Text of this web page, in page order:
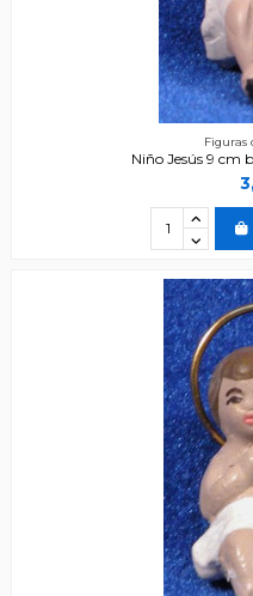
Figuras
Niño Jesús 9 cm